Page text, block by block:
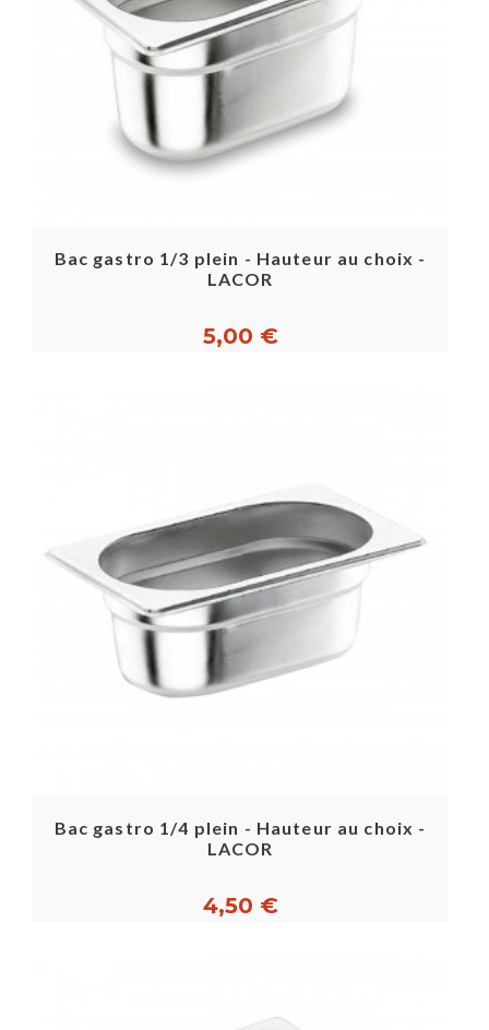
Bac gastro 1/3 plein - Hauteur au choix -
LACOR
5,00 €
Bac gastro 1/4 plein - Hauteur au choix -
LACOR
4,50 €